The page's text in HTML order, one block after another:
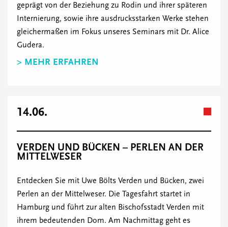
geprägt von der Beziehung zu Rodin und ihrer späteren
Internierung, sowie ihre ausdrucksstarken Werke stehen
gleichermaßen im Fokus unseres Seminars mit Dr. Alice
Gudera.
> MEHR ERFAHREN
14.06.
VERDEN UND BÜCKEN – PERLEN AN DER
MITTELWESER
Entdecken Sie mit Uwe Bölts Verden und Bücken, zwei
Perlen an der Mittelweser. Die Tagesfahrt startet in
Hamburg und führt zur alten Bischofsstadt Verden mit
ihrem bedeutenden Dom. Am Nachmittag geht es